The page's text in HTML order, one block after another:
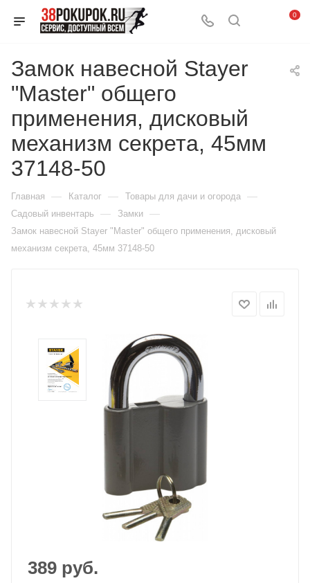
0
Замок навесной Stayer
"Master" общего
применения, дисковый
механизм секрета, 45мм
37148-50
Главная — Каталог — Товары для дачи и огорода —
Садовый инвентарь — Замки —
Замок навесной Stayer "Master" общего применения, дисковый
механизм секрета, 45мм 37148-50
389 руб.